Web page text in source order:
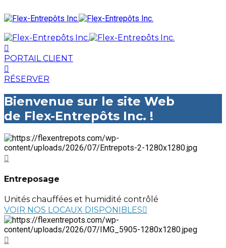
PORTAIL CLIENT
RÉSERVER
Bienvenue sur le site Web
de Flex-Entrepôts Inc. !
Entreposage
Unités chauffées et humidité contrôlé
VOIR NOS LOCAUX DISPONIBLES